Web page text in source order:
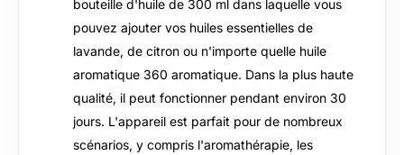
bouteille d'huile de 300 ml dans laquelle vous
pouvez ajouter vos huiles essentielles de
lavande, de citron ou n'importe quelle huile
aromatique 360 aromatique. Dans la plus haute
qualité, il peut fonctionner pendant environ 30
jours. L'appareil est parfait pour de nombreux
scénarios, y compris l'aromathérapie, les